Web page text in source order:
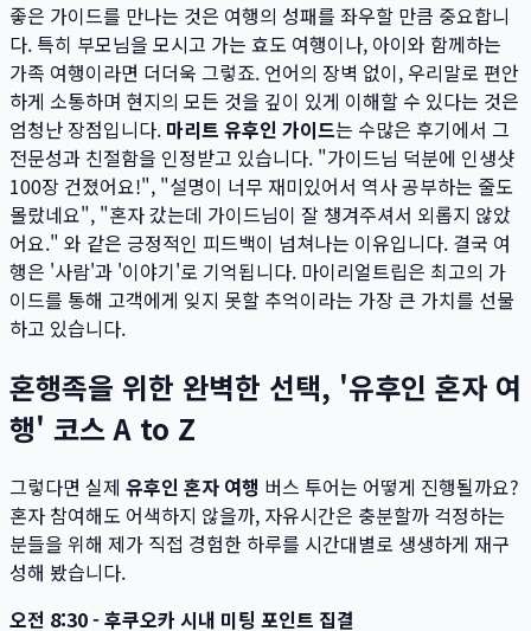
좋은 가이드를 만나는 것은 여행의 성패를 좌우할 만큼 중요합니
다. 특히 부모님을 모시고 가는 효도 여행이나, 아이와 함께하는
가족 여행이라면 더더욱 그렇죠. 언어의 장벽 없이, 우리말로 편안
하게 소통하며 현지의 모든 것을 깊이 있게 이해할 수 있다는 것은
엄청난 장점입니다. 마리트 유후인 가이드는 수많은 후기에서 그
전문성과 친절함을 인정받고 있습니다. "가이드님 덕분에 인생샷
100장 건졌어요!", "설명이 너무 재미있어서 역사 공부하는 줄도
몰랐네요", "혼자 갔는데 가이드님이 잘 챙겨주셔서 외롭지 않았
어요." 와 같은 긍정적인 피드백이 넘쳐나는 이유입니다. 결국 여
행은 '사람'과 '이야기'로 기억됩니다. 마이리얼트립은 최고의 가
이드를 통해 고객에게 잊지 못할 추억이라는 가장 큰 가치를 선물
하고 있습니다.
혼행족을 위한 완벽한 선택, '유후인 혼자 여
행' 코스 A to Z
그렇다면 실제 유후인 혼자 여행 버스 투어는 어떻게 진행될까요?
혼자 참여해도 어색하지 않을까, 자유시간은 충분할까 걱정하는
분들을 위해 제가 직접 경험한 하루를 시간대별로 생생하게 재구
성해 봤습니다.
오전 8:30 - 후쿠오카 시내 미팅 포인트 집결